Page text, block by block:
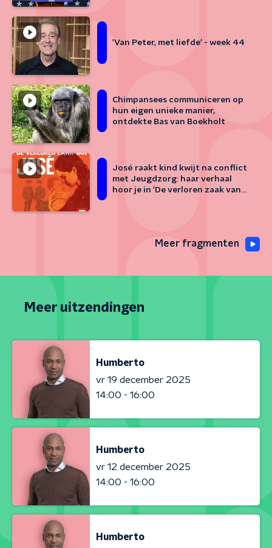
'Van Peter, met liefde' - week 44
Chimpansees communiceren op
hun eigen unieke manier,
ontdekte Bas van Boekholt
José raakt kind kwijt na conflict
met Jeugdzorg: haar verhaal
hoor je in 'De verloren zaak van
Meer fragmenten
Meer uitzendingen
Humberto
vr 19 december 2025
14:00 - 16:00
Humberto
vr 12 december 2025
14:00 - 16:00
Humberto